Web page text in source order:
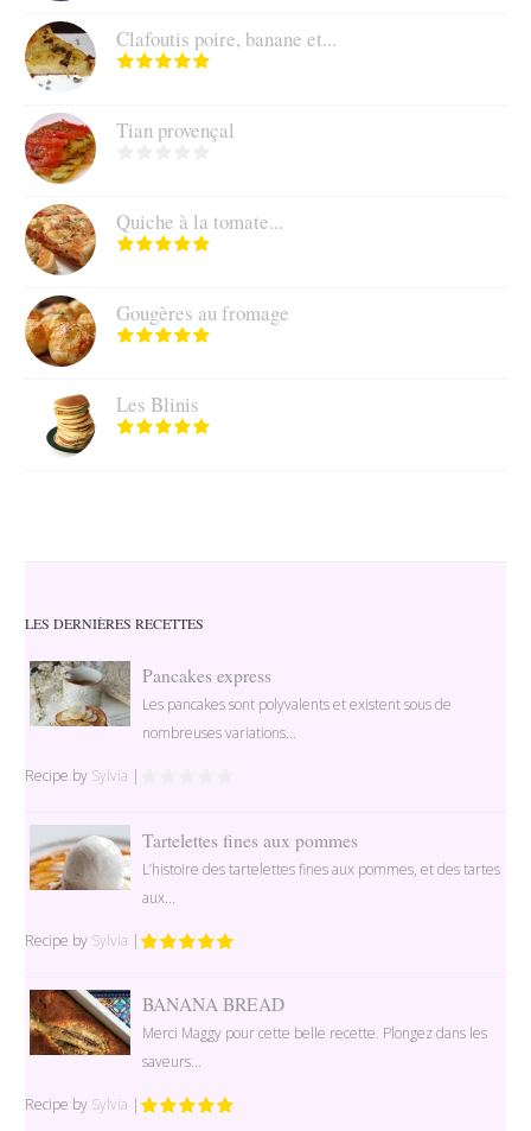
Clafoutis poire, banane et...
Tian provençal
Quiche à la tomate...
Gougères au fromage
Les Blinis
LES DERNIÈRES RECETTES
Pancakes express
Les pancakes sont polyvalents et existent sous de
nombreuses variations...
Recipe by Sylvia |
Tartelettes fines aux pommes
L’histoire des tartelettes fines aux pommes, et des tartes
aux...
Recipe by Sylvia |
BANANA BREAD
Merci Maggy pour cette belle recette. Plongez dans les
saveurs...
Recipe by Sylvia |